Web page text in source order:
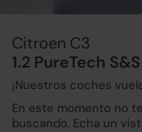
Citroen C3
1.2 PureTech
¡Nuestros coches
En este momento no
buscando. Echa un